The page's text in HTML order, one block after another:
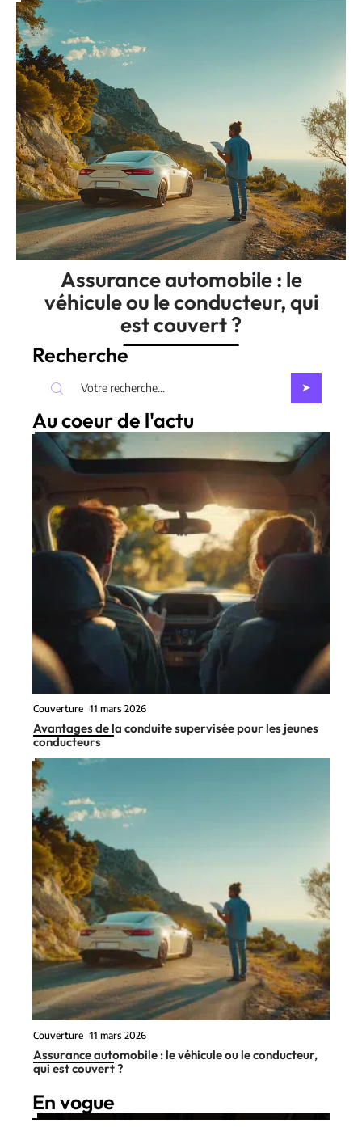
Assurance automobile : le
véhicule ou le conducteur, qui
est couvert ?
Recherche
Au coeur de l'actu
Couverture 11 mars 2026
Avantages de la conduite supervisée pour les jeunes
conducteurs
Couverture 11 mars 2026
Assurance automobile : le véhicule ou le conducteur,
qui est couvert ?
En vogue